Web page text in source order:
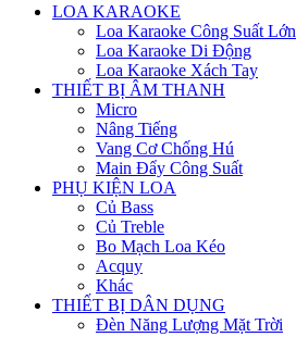
Menu
LOA KARAOKE
Loa Karaoke Công Suất Lớn
Loa Karaoke Di Động
Loa Karaoke Xách Tay
THIẾT BỊ ÂM THANH
Micro
Nâng Tiếng
Vang Cơ Chống Hú
Main Đẩy Công Suất
PHỤ KIỆN LOA
Củ Bass
Củ Treble
Bo Mạch Loa Kéo
Acquy
Khác
THIẾT BỊ DÂN DỤNG
Đèn Năng Lượng Mặt Trời